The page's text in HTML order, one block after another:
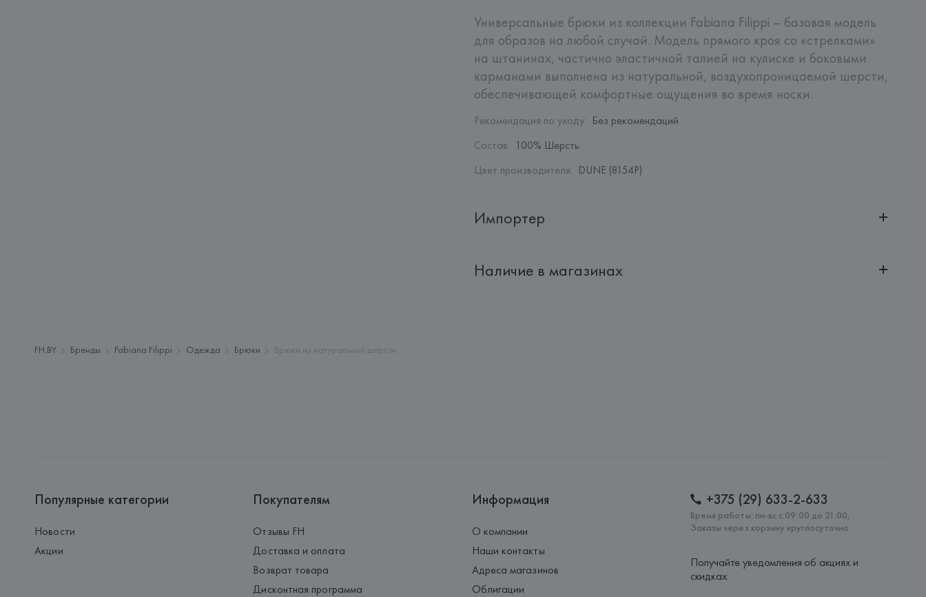
Универсальные брюки из коллекции Fabiana Filippi – базовая модель
для образов на любой случай. Модель прямого кроя со «стрелками»
на штанинах, частично эластичной талией на кулиске и боковыми
карманами выполнена из натуральной, воздухопроницаемой шерсти,
обеспечивающей комфортные ощущения во время носки.
Рекомендация по уходу: Без рекомендаций
Состав: 100% Шерсть
Цвет производителя: DUNE (8154P)
Импортер
Адрес: Республика Беларусь, 220030, г. Минск, ул. Немига, 5, пом. 39
Наличие в магазинах
FH.BY Бренды Fabiana Filippi Одежда Брюки Брюки из натуральной шерсти
Популярные категории
Новости
Акции
Покупателям
Отзывы FH
Доставка и оплата
Возврат товара
Дисконтная программа
Информация
О компании
Наши контакты
Адреса магазинов
Облигации
+375 (29) 633-2-633
Время работы: пн-вс с 09:00 до 21:00,
Заказы через корзину круглосуточно
Получайте уведомления об акциях и
скидках: